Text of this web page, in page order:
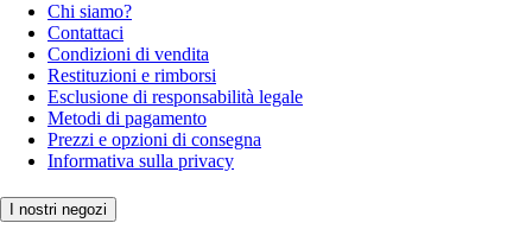
Chi siamo?
Contattaci
Condizioni di vendita
Restituzioni e rimborsi
Esclusione di responsabilità legale
Metodi di pagamento
Prezzi e opzioni di consegna
Informativa sulla privacy
I nostri negozi